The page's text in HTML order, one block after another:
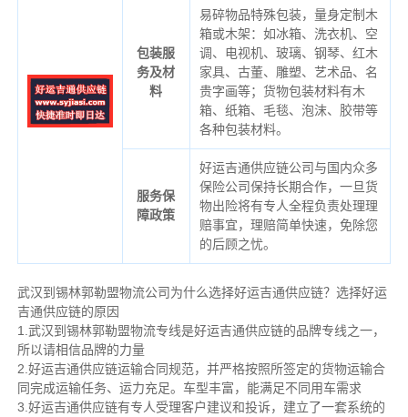
包装服
务及材
料
易碎物品特殊包装，量身定制木
箱或木架：如冰箱、洗衣机、空
调、电视机、玻璃、钢琴、红木
家具、古董、雕塑、艺术品、名
贵字画等；货物包装材料有木
箱、纸箱、毛毯、泡沫、胶带等
各种包装材料。
服务保
障政策
好运吉通供应链公司与国内众多
保险公司保持长期合作，一旦货
物出险将有专人全程负责处理理
赔事宜，理赔简单快速，免除您
的后顾之忧。
武汉到锡林郭勒盟物流公司为什么选择好运吉通供应链？选择好运
吉通供应链的原因
1.武汉到锡林郭勒盟物流专线是好运吉通供应链的品牌专线之一，
所以请相信品牌的力量
2.好运吉通供应链运输合同规范，并严格按照所签定的货物运输合
同完成运输任务、运力充足。车型丰富，能满足不同用车需求
3.好运吉通供应链有专人受理客户建议和投诉，建立了一套系统的